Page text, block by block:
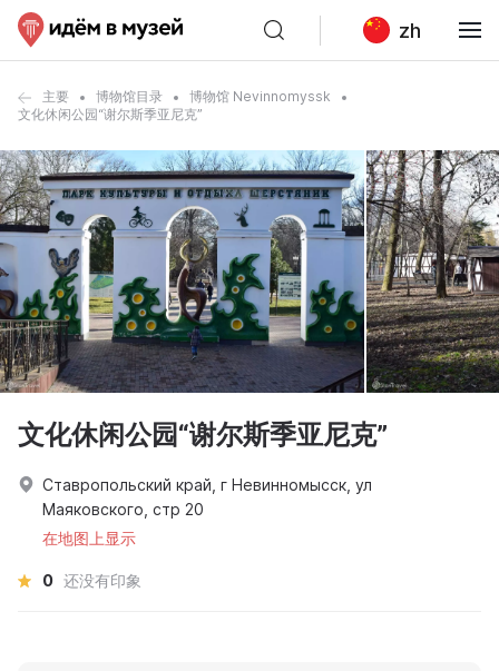
zh
主要 博物馆目录
博物馆 Nevinnomyssk
文化休闲公园“谢尔斯季亚尼克”
文化休闲公园“谢尔斯季亚尼克”
Ставропольский край, г Невинномысск, ул
Маяковского, стр 20
在地图上显示
0 还没有印象